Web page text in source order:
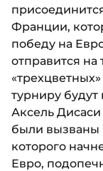
Франции,
победу на
отправится
турниру будут
Аксель
были вызваны
которого
Евро,